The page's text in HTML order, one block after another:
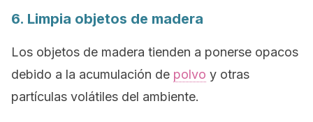
6. Limpia objetos de madera
Los objetos de madera tienden a ponerse opacos
debido a la acumulación de polvo y otras
partículas volátiles del ambiente.